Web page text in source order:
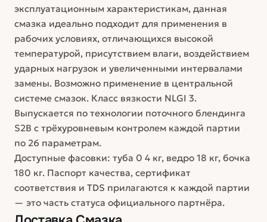
эксплуатационным характеристикам, данная
смазка идеально подходит для применения в
рабочих условиях, отличающихся высокой
температурой, присутствием влаги, воздействием
ударных нагрузок и увеличенными интервалами
замены. Возможно применение в центральной
системе смазок. Класс вязкости NLGI 3.
Выпускается по технологии поточного блендинга
S2B с трёхуровневым контролем каждой партии
по 26 параметрам.
Доступные фасовки: туба 0 4 кг, ведро 18 кг, бочка
180 кг. Паспорт качества, сертификат
соответствия и TDS прилагаются к каждой партии
— это часть статуса официального партнёра.